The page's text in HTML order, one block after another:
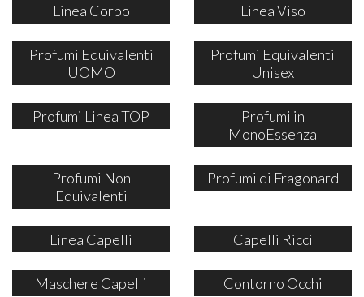
Linea Corpo Linea Viso
Profumi Equivalenti
UOMO
Profumi Equivalenti
Unisex
Profumi Linea TOP
Profumi in
MonoEssenza
Profumi Non
Equivalenti
Profumi di Fragonard
Linea Capelli Capelli Ricci
Maschere Capelli Contorno Occhi